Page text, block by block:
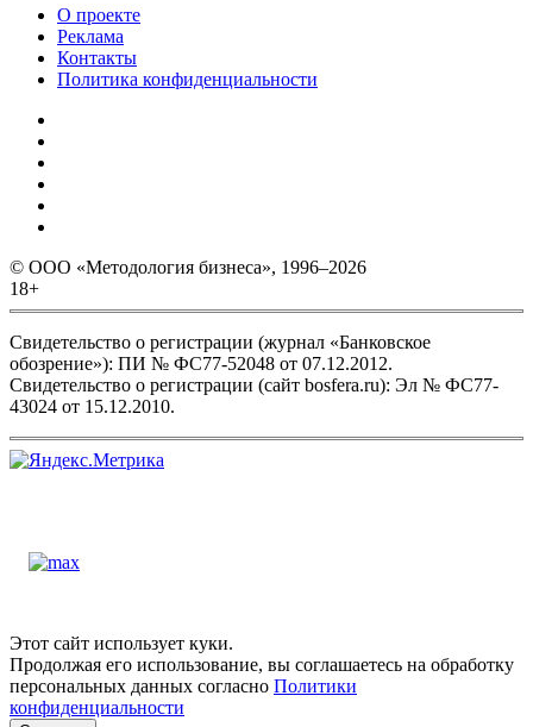
О проекте
Реклама
Контакты
Политика конфиденциальности
© ООО «Методология бизнеса», 1996–2026
18+
Свидетельство о регистрации (журнал «Банковское
обозрение»): ПИ № ФС77-52048 от 07.12.2012.
Свидетельство о регистрации (сайт bosfera.ru): Эл № ФС77-
43024 от 15.12.2010.
Этот сайт использует куки.
Продолжая его использование, вы соглашаетесь на обработку
персональных данных согласно Политики
конфиденциальности